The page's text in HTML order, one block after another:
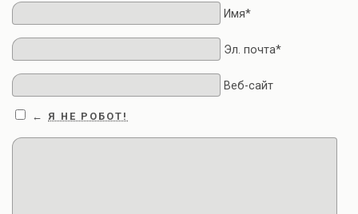
Имя*
Эл. почта*
Веб-сайт
← Я НЕ РОБОТ!